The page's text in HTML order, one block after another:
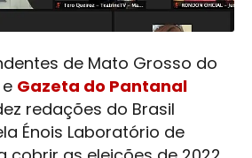
de Mato Grosso do
e Gazeta do Pantanal
redações do Brasil
Énois Laboratório de